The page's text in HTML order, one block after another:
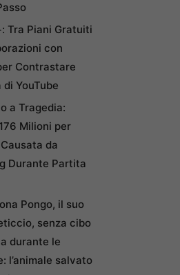
Tra Piani Gratuiti
con
Contrastare
di YouTube
a Tragedia:
Milioni per
da
Durante Partita
Pongo, il suo
senza cibo
durante le
l’animale salvato